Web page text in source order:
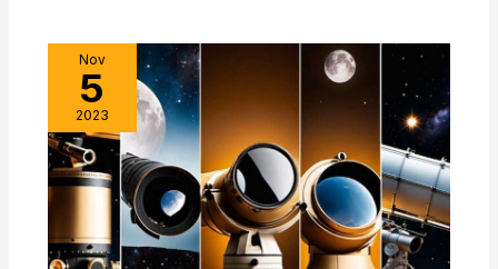
Nov
5
2023